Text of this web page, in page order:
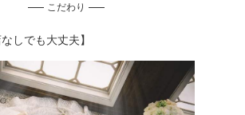
ウェルカムボードの作成
下のプラン
ソロウエディング
こだわり
なしでも大丈夫】